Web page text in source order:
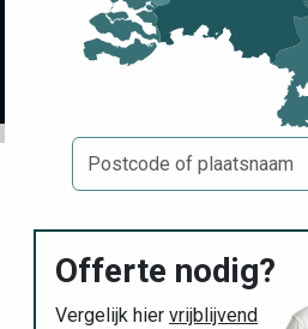
Offerte nodig?
Vergelijk hier vrijblijvend